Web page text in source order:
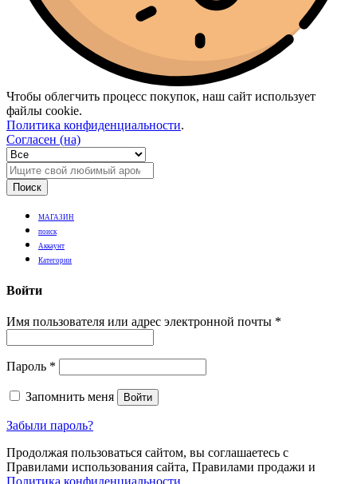
Чтобы облегчить процесс покупок, наш сайт использует
файлы cookie.
Политика конфиденциальности.
Согласен (на)
Поиск
МАГАЗИН
поиск
Аккаунт
Категории
Войти
Имя пользователя или адрес электронной почты *
Пароль *
Запомнить меня Войти
Забыли пароль?
Продолжая пользоваться сайтом, вы соглашаетесь с
Правилами использования сайта, Правилами продажи и
Политика конфиденциальности